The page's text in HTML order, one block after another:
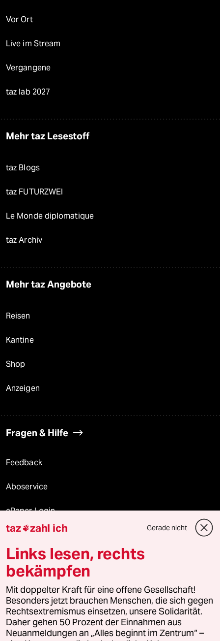
Vor Ort
Live im Stream
Vergangene
taz lab 2027
Mehr taz Lesestoff
taz Blogs
taz FUTURZWEI
Le Monde diplomatique
taz Archiv
Mehr taz Angebote
Reisen
Kantine
Shop
Anzeigen
Fragen & Hilfe
Feedback
Aboservice
ePaper Login
Downloads für Abonnierende
© 2026 taz Verlags und Vertriebs GmbH
Alle Rechte vorbehalten. Bei rechtlichen Fragen oder für Genehmigungen
wenden Sie sich bitte an
lizenzen@taz.de
Feedback Redaktionsstatut Kommune-Richtlinien
taz zahl ich Gerade nicht
Links lesen, rechts
bekämpfen
Mit doppelter Kraft für eine offene Gesellschaft!
Besonders jetzt brauchen Menschen, die sich gegen
Rechtsextremismus einsetzen, unsere Solidarität.
Daher gehen 50 Prozent der Einnahmen aus
Neuanmeldungen an „Alles beginnt im Zentrum“ –